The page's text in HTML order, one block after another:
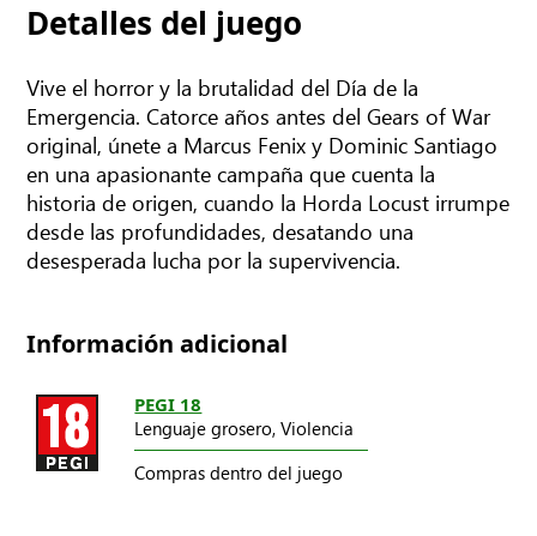
Detalles del juego
Vive el horror y la brutalidad del Día de la
Emergencia. Catorce años antes del Gears of War
original, únete a Marcus Fenix ​​y Dominic Santiago
en una apasionante campaña que cuenta la
historia de origen, cuando la Horda Locust irrumpe
desde las profundidades, desatando una
desesperada lucha por la supervivencia.
Información adicional
PEGI 18
Lenguaje grosero, Violencia
Compras dentro del juego